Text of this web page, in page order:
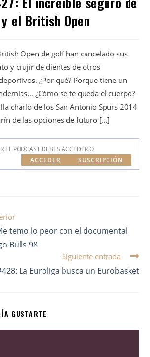
el British Open
Open de golf han cancelado sus
y crujir de dientes de otros
¿Por qué? Porque tiene un
¿Cómo se te queda el cuerpo?
charlo de los San Antonio Spurs 2014
de las opciones de futuro […]
EL PODCAST DEBES ACCEDER O
SUSCRIPCIÓN
ACCEDER
temo lo peor con el documental
Bulls 98
Siguiente entrada
La Euroliga busca un Eurobasket
GUSTARTE